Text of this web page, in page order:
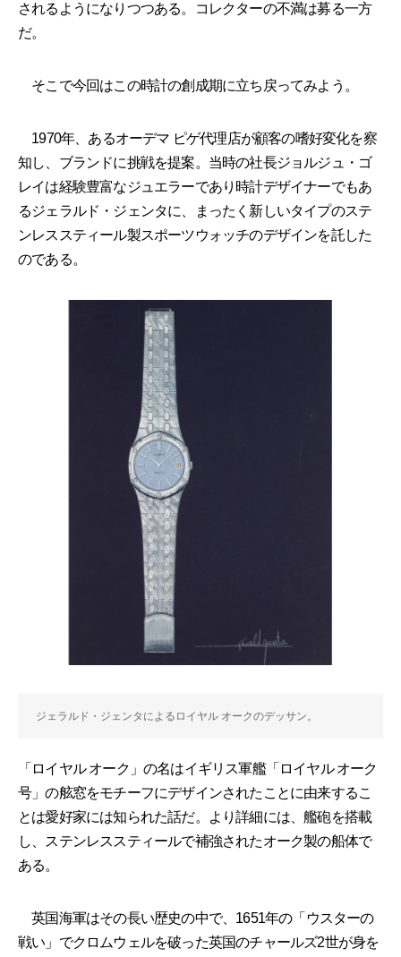
されるようになりつつある。コレクターの不満は募る一方
だ。
そこで今回はこの時計の創成期に立ち戻ってみよう。
1970年、あるオーデマ ピゲ代理店が顧客の嗜好変化を察
知し、ブランドに挑戦を提案。当時の社長ジョルジュ・ゴ
レイは経験豊富なジュエラーであり時計デザイナーでもあ
るジェラルド・ジェンタに、まったく新しいタイプのステ
ンレススティール製スポーツウォッチのデザインを託した
のである。
ジェラルド・ジェンタによるロイヤル オークのデッサン。
「ロイヤル オーク」の名はイギリス軍艦「ロイヤル オーク
号」の舷窓をモチーフにデザインされたことに由来するこ
とは愛好家には知られた話だ。より詳細には、艦砲を搭載
し、ステンレススティールで補強されたオーク製の船体で
ある。
英国海軍はその長い歴史の中で、1651年の「ウスターの
戦い」でクロムウェルを破った英国のチャールズ2世が身を